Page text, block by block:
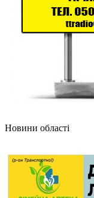
Новини області